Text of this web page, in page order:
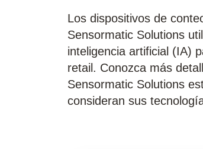
Los dispositivos de
Sensormatic Solutions
inteligencia artificial (IA)
retail. Conozca más
Sensormatic Solutions
consideran sus